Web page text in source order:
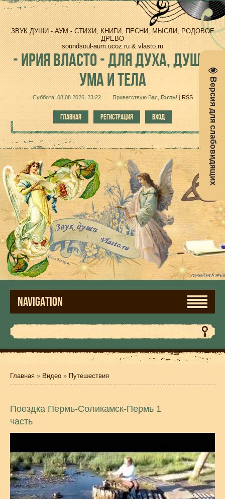
Версия для слабовидящих
ЗВУК ДУШИ - АУМ - СТИХИ, КНИГИ, ПЕСНИ, МЫСЛИ, РОДОВОЕ
ДРЕВО
soundsoul-aum.ucoz.ru & vlasto.ru
-ИРИЯ ВЛАСТО - ДЛЯ ДУХА, ДУШИ,
УМА И ТЕЛА
Суббота, 08.08.2026, 23:22 Приветствую Вас Гость!| RSS
ГЛАВНАЯ РЕГИСТРАЦИЯ ВХОД
NAVIGATION
Главная » Видео » Путешествия
Поездка Пермь-Соликамск-Пермь 1
часть